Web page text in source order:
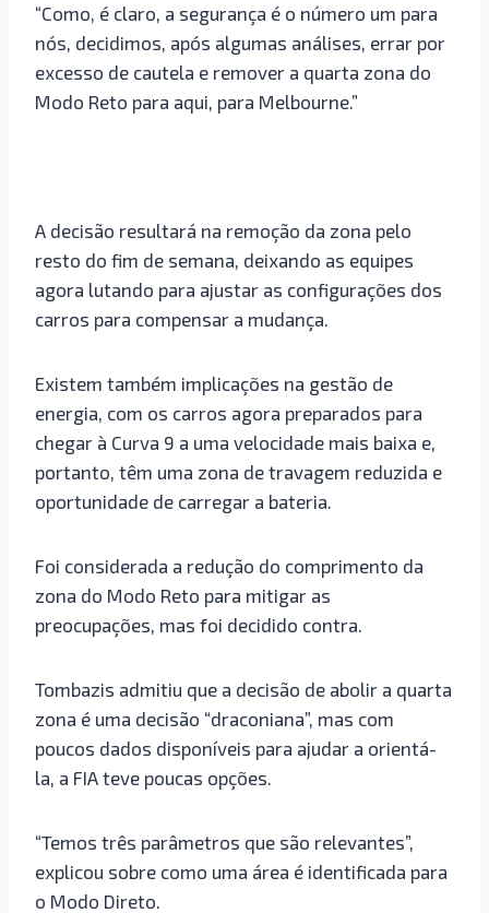
“Como, é claro, a segurança é o número um para
nós, decidimos, após algumas análises, errar por
excesso de cautela e remover a quarta zona do
Modo Reto para aqui, para Melbourne.”
A decisão resultará na remoção da zona pelo
resto do fim de semana, deixando as equipes
agora lutando para ajustar as configurações dos
carros para compensar a mudança.
Existem também implicações na gestão de
energia, com os carros agora preparados para
chegar à Curva 9 a uma velocidade mais baixa e,
portanto, têm uma zona de travagem reduzida e
oportunidade de carregar a bateria.
Foi considerada a redução do comprimento da
zona do Modo Reto para mitigar as
preocupações, mas foi decidido contra.
Tombazis admitiu que a decisão de abolir a quarta
zona é uma decisão “draconiana”, mas com
poucos dados disponíveis para ajudar a orientá-
la, a FIA teve poucas opções.
“Temos três parâmetros que são relevantes”,
explicou sobre como uma área é identificada para
o Modo Direto.